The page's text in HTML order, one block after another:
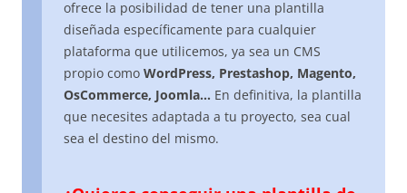
ofrece la posibilidad de tener una plantilla
diseñada específicamente para cualquier
plataforma que utilicemos, ya sea un CMS
propio como WordPress, Prestashop, Magento,
OsCommerce, Joomla… En definitiva, la plantilla
que necesites adaptada a tu proyecto, sea cual
sea el destino del mismo.